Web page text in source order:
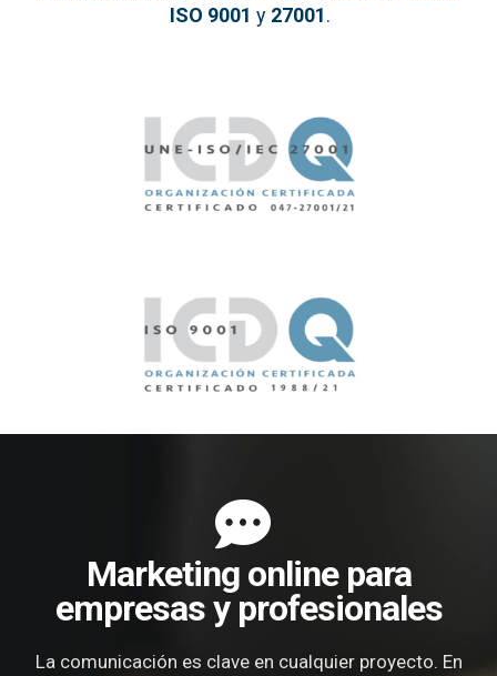
ISO 9001 y 27001.
Marketing online para
empresas y profesionales
La comunicación es clave en cualquier proyecto. En